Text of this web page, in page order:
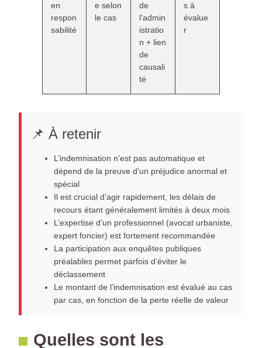
en
respon
sabilité
e selon
le cas
de
l’admin
istratio
n + lien
de
causali
té
s à
évalue
r
📌 À retenir
L’indemnisation n’est pas automatique et
dépend de la preuve d’un préjudice anormal et
spécial
Il est crucial d’agir rapidement, les délais de
recours étant généralement limités à deux mois
L’expertise d’un professionnel (avocat urbaniste,
expert foncier) est fortement recommandée
La participation aux enquêtes publiques
préalables permet parfois d’éviter le
déclassement
Le montant de l’indemnisation est évalué au cas
par cas, en fonction de la perte réelle de valeur
Quelles sont les